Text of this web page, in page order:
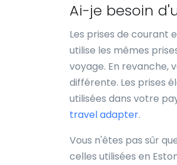
Ai-je besoin
Les prises de courant
utilise les mêmes
voyage. En revanche,
différente. Les prises
utilisées dans votre
travel adapter.
Vous n'êtes pas sûr
celles utilisées en